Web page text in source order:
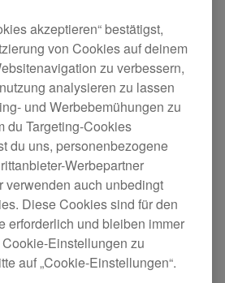
den OPUS-QUAD sind
verfügbar.
die folgenden
wurde behoben, bei
Popup den Zugriff auf den
Bildschirm verhinderte.
akzeptieren“ bestätigst,
von Cookies auf deinem
zu verbessern,
analysieren zu lassen
und Werbebemühungen zu
du Targeting-Cookies
du uns, personenbezogene
Werbepartner
verwenden auch unbedingt
Diese Cookies sind für den
erforderlich und bleiben immer
Einstellungen zu
auf „Cookie-Einstellungen“.